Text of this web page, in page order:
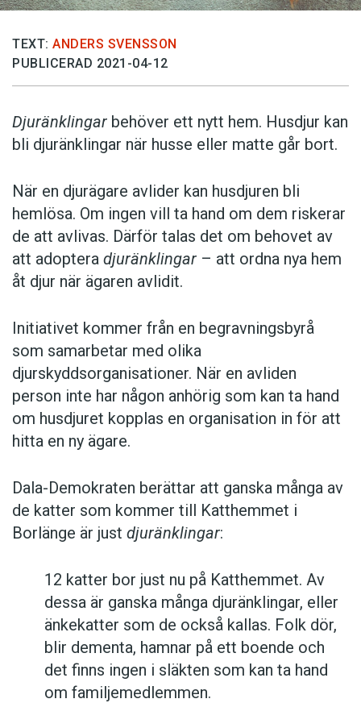
TEXT: ANDERS SVENSSON
PUBLICERAD 2021-04-12
Djuränklingar behöver ett nytt hem. Husdjur kan
bli djuränklingar när husse eller matte går bort.
När en djurägare avlider kan husdjuren bli
hemlösa. Om ingen vill ta hand om dem riskerar
de att avlivas. Därför talas det om behovet av
att adoptera djuränklingar – att ordna nya hem
åt djur när ägaren avlidit.
Initiativet kommer från en begravningsbyrå
som samarbetar med olika
djurskyddsorganisationer. När en avliden
person inte har någon anhörig som kan ta hand
om husdjuret kopplas en organisation in för att
hitta en ny ägare.
Dala-Demokraten berättar att ganska många av
de katter som kommer till Katthemmet i
Borlänge är just djuränklingar:
12 katter bor just nu på Katthemmet. Av
dessa är ganska många djuränklingar, eller
änkekatter som de också kallas. Folk dör,
blir dementa, hamnar på ett boende och
det finns ingen i släkten som kan ta hand
om familjemedlemmen.